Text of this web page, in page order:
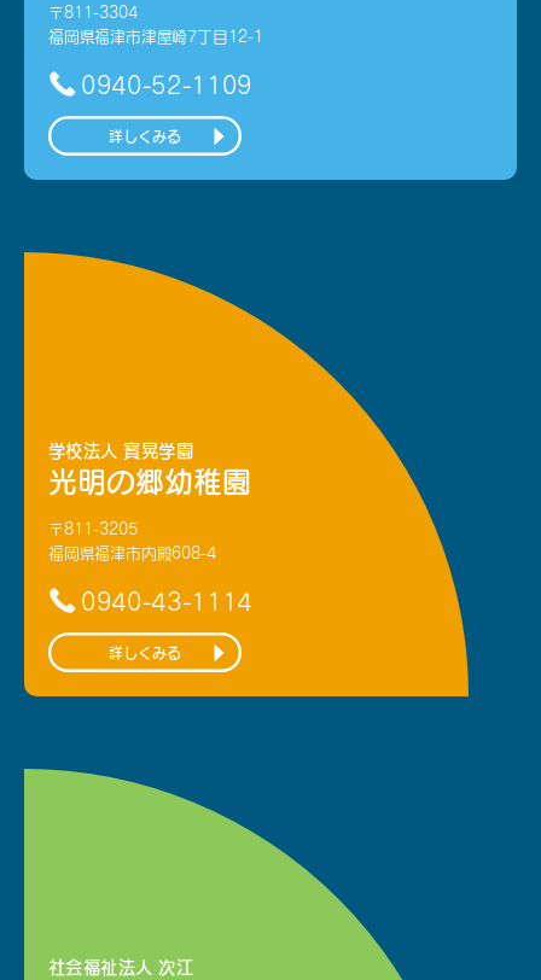
〒811-3304
福岡県福津市津屋崎7丁目12-1
0940-52-1109
詳しくみる
学校法人 寳晃学園
光明の郷幼稚園
〒811-3205
福岡県福津市内殿608-4
0940-43-1114
詳しくみる
社会福祉法人 次江